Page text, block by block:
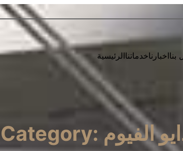
الرئيسيةخدماتنااخبارنابنا
Category: الفيوم